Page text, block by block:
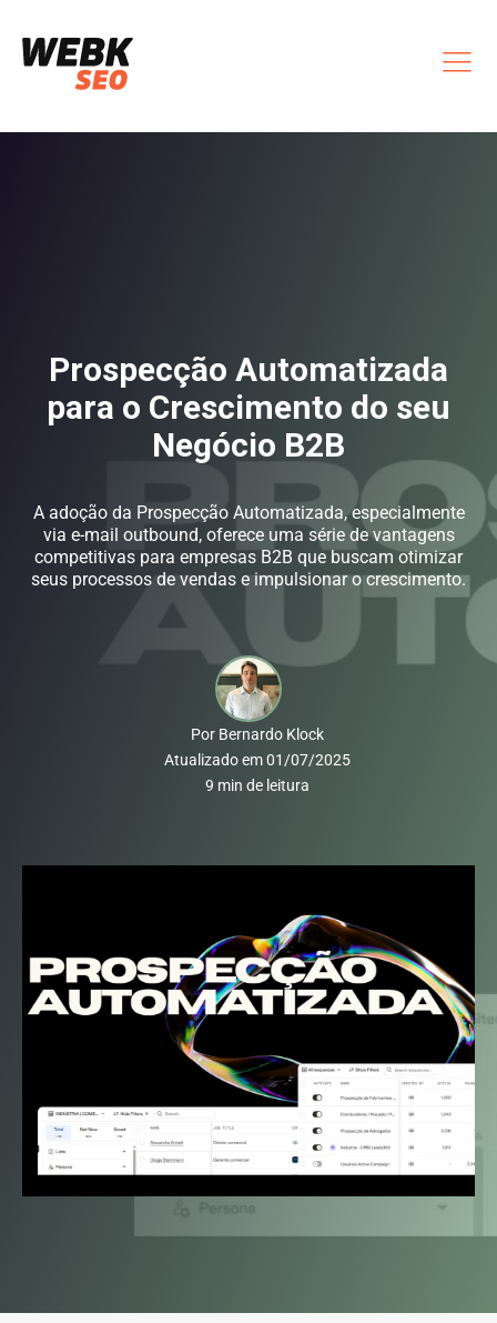
Prospecção Automatizada
para o Crescimento do seu
Negócio B2B
A adoção da Prospecção Automatizada, especialmente
via e-mail outbound, oferece uma série de vantagens
competitivas para empresas B2B que buscam otimizar
seus processos de vendas e impulsionar o crescimento.
Por Bernardo Klock
Atualizado em01/07/2025
9 min de leitura